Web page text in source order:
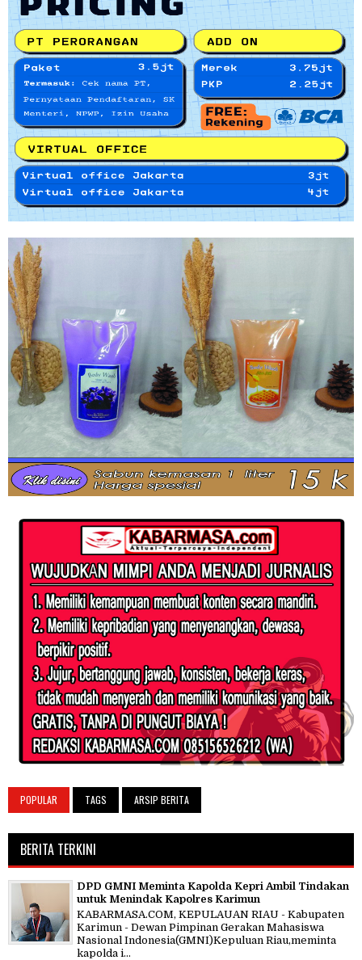
POPULAR TAGS ARSIP BERITA
BERITA TERKINI
DPD GMNI Meminta Kapolda Kepri Ambil Tindakan
untuk Menindak Kapolres Karimun
KABARMASA.COM, KEPULAUAN RIAU - Kabupaten
Karimun - Dewan Pimpinan Gerakan Mahasiswa
Nasional Indonesia(GMNI)Kepuluan Riau,meminta
kapolda i...